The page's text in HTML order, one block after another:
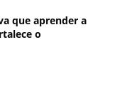
que aprender a
o